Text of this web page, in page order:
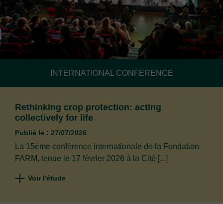
INTERNATIONAL CONFERENCE
Rethinking crop protection: acting
collectively for life
Publié le : 27/07/2026
La 15ème conférence internationale de la Fondation
FARM, tenue le 17 février 2026 à la Cité [...]
Voir l'étude